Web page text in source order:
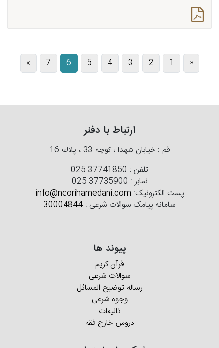
«
1
2
3
4
5
6
7
»
ارتباط با دفتر
قم : خیابان شهدا ، كوچه 33 ، پلاك 16
تلفن : 025 37741850
نمابر : 025 37735900
پست الکترونیک: info@noorihamedani.com
سامانه پیامک سوالات شرعی : 30004844
پیوند ها
قرآن کریم
سوالات شرعی
رساله توضیح المسائل
وجوه شرعی
تالیفات
دروس خارج فقه